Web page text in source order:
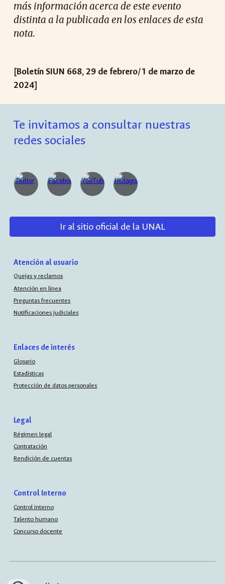
más información acerca de este evento
distinta a la publicada en los enlaces de esta
nota.
[Boletín SIUN 668, 29 de febrero/1 de marzo de
2024]
Te invitamos a consultar nuestras
redes sociales
Ir al sitio oficial de la UNAL
Atención al usuario
Quejas y reclamos
Atención en línea
Preguntas frecuentes
Notificaciones judiciales
Enlaces de interés
Glosario
Estadísticas
Protección de datos personales
Legal
Régimen legal
Contratación
Rendición de cuentas
Control Interno
Control interno
Talento humano
Concurso docente